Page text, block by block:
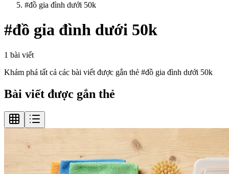
#đồ gia đình dưới 50k
#đồ gia đình dưới 50k
1 bài viết
Khám phá tất cả các bài viết được gắn thẻ #đồ gia đình dưới 50k
Bài viết được gắn thẻ